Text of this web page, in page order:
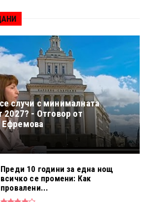
случи с минималната
2027? - Отговор от
Преди 10 години за една нощ
всичко се промени: Как
провалени...